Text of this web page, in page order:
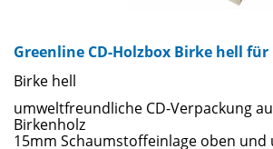
Greenline CD-Holzbox Birke hell für
Birke hell
umweltfreundliche CD-Verpackung
Birkenholz
15mm Schaumstoffeinlage oben und